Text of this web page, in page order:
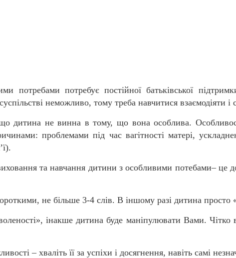
потребами потребує постійної батьківської
неможливо, тому треба навчитися взаємодіяти і
не винна в тому, що вона особлива. Особливості
проблемами під час вагітності матері,
та навчання дитини з особливими потебами– це
не більше 3-4 слів. В іншому разі дитина просто
інакше дитина буде маніпулювати Вами. Чітко
– хваліть її за успіхи і досягнення, навіть самі